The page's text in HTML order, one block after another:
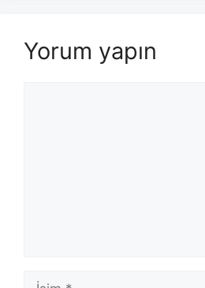
Yorum yapın
İsim